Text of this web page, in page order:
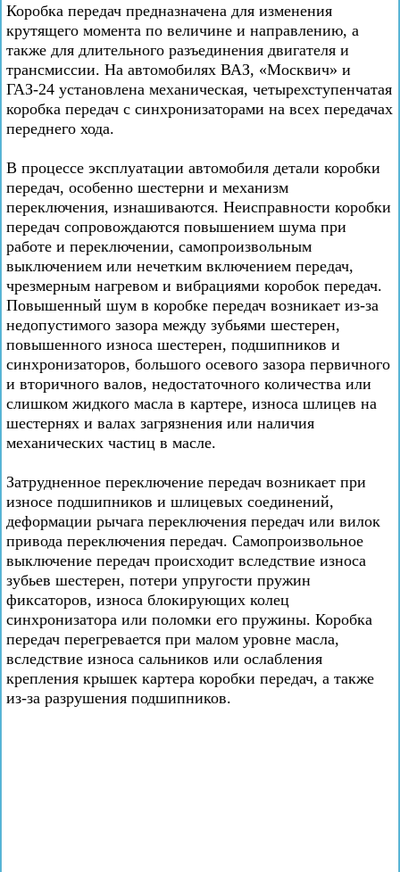
Коробка передач предназначена для изменения
крутящего момента по величине и направлению, а
также для длительного разъединения двигателя и
трансмиссии. На автомобилях ВАЗ, «Москвич» и
ГАЗ-24 установлена механическая, четырехступенчатая
коробка передач с синхронизаторами на всех передачах
переднего хода.
В процессе эксплуатации автомобиля детали коробки
передач, особенно шестерни и механизм
переключения, изнашиваются. Неисправности коробки
передач сопровождаются повышением шума при
работе и переключении, самопроизвольным
выключением или нечетким включением передач,
чрезмерным нагревом и вибрациями коробок передач.
Повышенный шум в коробке передач возникает из-за
недопустимого зазора между зубьями шестерен,
повышенного износа шестерен, подшипников и
синхронизаторов, большого осевого зазора первичного
и вторичного валов, недостаточного количества или
слишком жидкого масла в картере, износа шлицев на
шестернях и валах загрязнения или наличия
механических частиц в масле.
Затрудненное переключение передач возникает при
износе подшипников и шлицевых соединений,
деформации рычага переключения передач или вилок
привода переключения передач. Самопроизвольное
выключение передач происходит вследствие износа
зубьев шестерен, потери упругости пружин
фиксаторов, износа блокирующих колец
синхронизатора или поломки его пружины. Коробка
передач перегревается при малом уровне масла,
вследствие износа сальников или ослабления
крепления крышек картера коробки передач, а также
из-за разрушения подшипников.